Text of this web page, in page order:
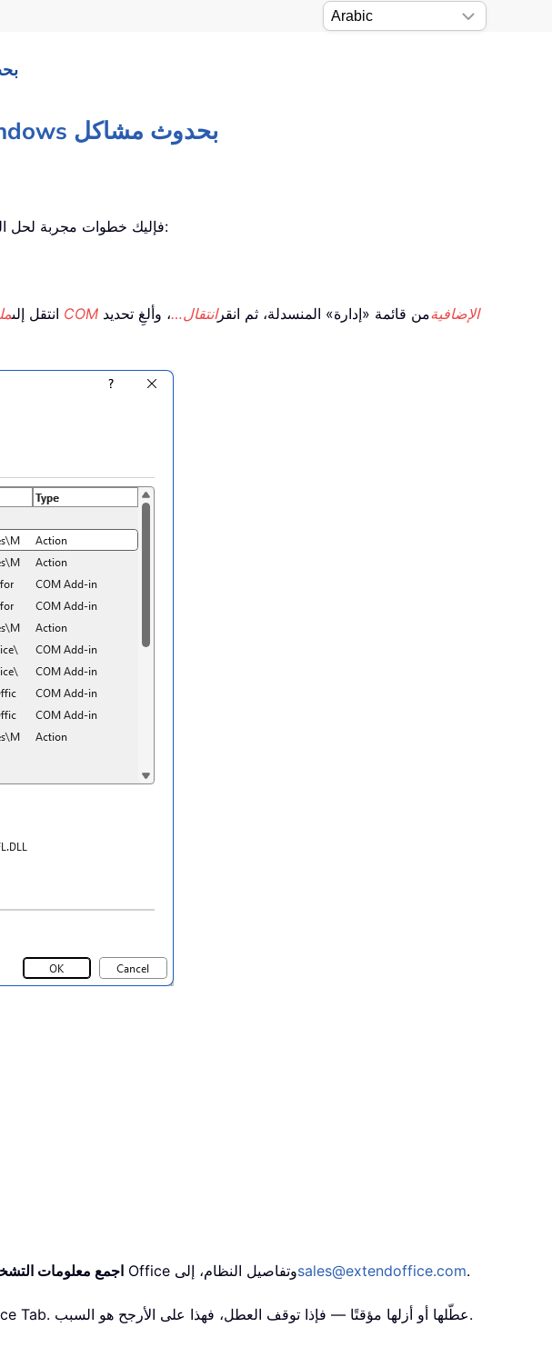
Office Tab: إصلاح الأعطال عند تسبب علامات التبويب في Windows بحدوث مشاكل
إذا تسببت استخداماتك لـ Office Tab في حدوث أعطال في Excel أو Word أو PowerPoint، فإليك خطوات مجربة لحل المشكلة:
في تطبيق Office: انتقل إلى وظائف COM الإضافيةمن قائمة «إدارة» المنسدلة، ثم انقرانتقال…، وألغِ تحديد
اجمع معلومات إذا استمرت المشكلة، يُرجى إرسال لقطة شاشة من مدير الوظائف الإضافية، مع تحديد إصدار Office وتفاصيل النظام، إلىsales@extendoffice.com.
قد تتعارض الأدوات التي تُدير النوافذ أو سلوك الشاشة مع Office Tab. عطّلها أو أزلها مؤقتًا — فإذا توقف العطل، فهذا على الأرجح هو السبب.